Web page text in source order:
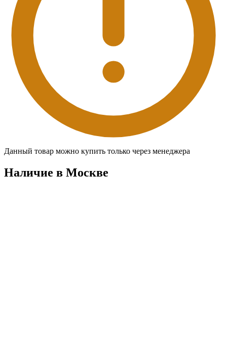
Данный товар можно купить только через менеджера
Наличие в Москвe